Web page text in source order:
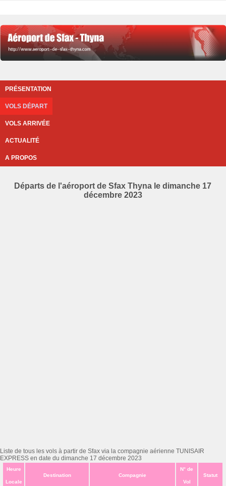
PRÉSENTATION
VOLS DÉPART
VOLS ARRIVÉE
ACTUALITÉ
A PROPOS
Départs de l'aéroport de Sfax Thyna le dimanche 17
décembre 2023
Liste de tous les vols à partir de Sfax via la compagnie aérienne TUNISAIR
EXPRESS en date du dimanche 17 décembre 2023
Heure
Locale
Destination Compagnie
N° de
Vol
Statut